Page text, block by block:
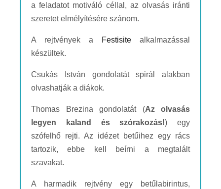
a feladatot motiváló céllal, az olvasás iránti
szeretet elmélyítésére szánom.
A rejtvények a Festisite alkalmazással
készültek.
Csukás István gondolatát spirál alakban
olvashatják a diákok.
Thomas Brezina gondolatát (Az olvasás
legyen kaland és szórakozás!) egy
szófelhő rejti. Az idézet betűihez egy rács
tartozik, ebbe kell beírni a megtalált
szavakat.
A harmadik rejtvény egy betűlabirintus,